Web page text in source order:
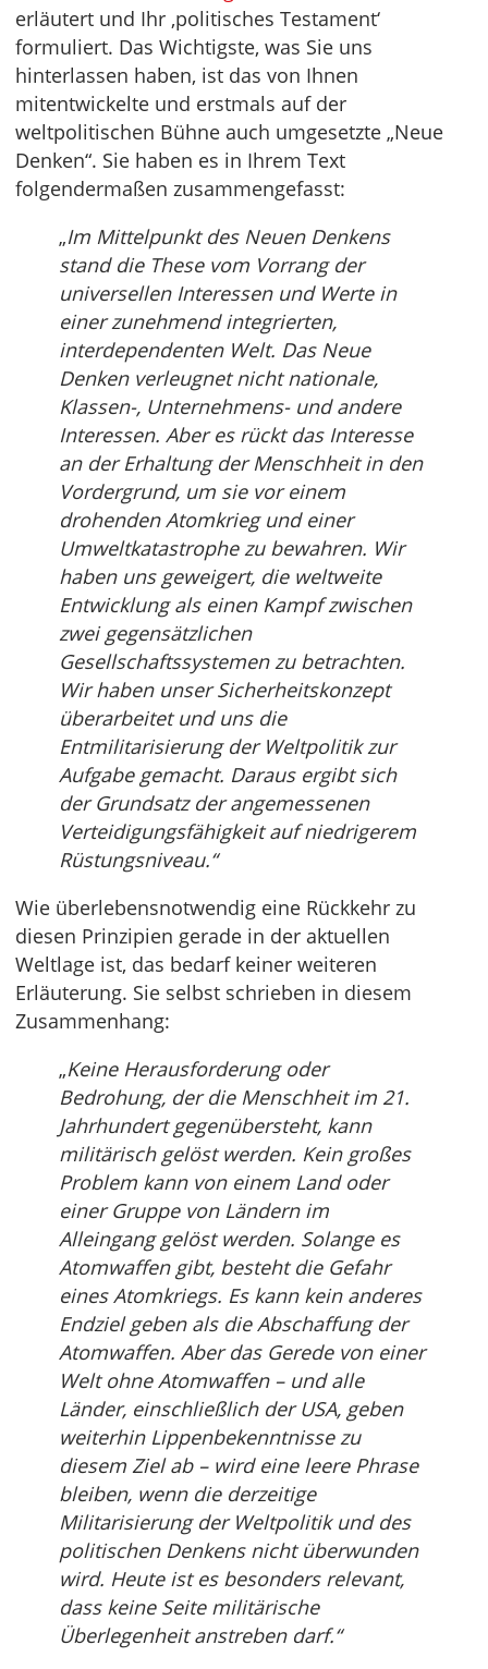
erläutert und Ihr ‚politisches Testament‘
formuliert. Das Wichtigste, was Sie uns
hinterlassen haben, ist das von Ihnen
mitentwickelte und erstmals auf der
weltpolitischen Bühne auch umgesetzte „Neue
Denken“. Sie haben es in Ihrem Text
folgendermaßen zusammengefasst:
„Im Mittelpunkt des Neuen Denkens
stand die These vom Vorrang der
universellen Interessen und Werte in
einer zunehmend integrierten,
interdependenten Welt. Das Neue
Denken verleugnet nicht nationale,
Klassen-, Unternehmens- und andere
Interessen. Aber es rückt das Interesse
an der Erhaltung der Menschheit in den
Vordergrund, um sie vor einem
drohenden Atomkrieg und einer
Umweltkatastrophe zu bewahren. Wir
haben uns geweigert, die weltweite
Entwicklung als einen Kampf zwischen
zwei gegensätzlichen
Gesellschaftssystemen zu betrachten.
Wir haben unser Sicherheitskonzept
überarbeitet und uns die
Entmilitarisierung der Weltpolitik zur
Aufgabe gemacht. Daraus ergibt sich
der Grundsatz der angemessenen
Verteidigungsfähigkeit auf niedrigerem
Rüstungsniveau.“
Wie überlebensnotwendig eine Rückkehr zu
diesen Prinzipien gerade in der aktuellen
Weltlage ist, das bedarf keiner weiteren
Erläuterung. Sie selbst schrieben in diesem
Zusammenhang:
„Keine Herausforderung oder
Bedrohung, der die Menschheit im 21.
Jahrhundert gegenübersteht, kann
militärisch gelöst werden. Kein großes
Problem kann von einem Land oder
einer Gruppe von Ländern im
Alleingang gelöst werden. Solange es
Atomwaffen gibt, besteht die Gefahr
eines Atomkriegs. Es kann kein anderes
Endziel geben als die Abschaffung der
Atomwaffen. Aber das Gerede von einer
Welt ohne Atomwaffen – und alle
Länder, einschließlich der USA, geben
weiterhin Lippenbekenntnisse zu
diesem Ziel ab – wird eine leere Phrase
bleiben, wenn die derzeitige
Militarisierung der Weltpolitik und des
politischen Denkens nicht überwunden
wird. Heute ist es besonders relevant,
dass keine Seite militärische
Überlegenheit anstreben darf.“